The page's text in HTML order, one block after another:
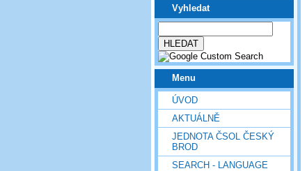
Vyhledat
Menu
ÚVOD
AKTUÁLNĚ
JEDNOTA ČSOL ČESKÝ
BROD
SEARCH - LANGUAGE